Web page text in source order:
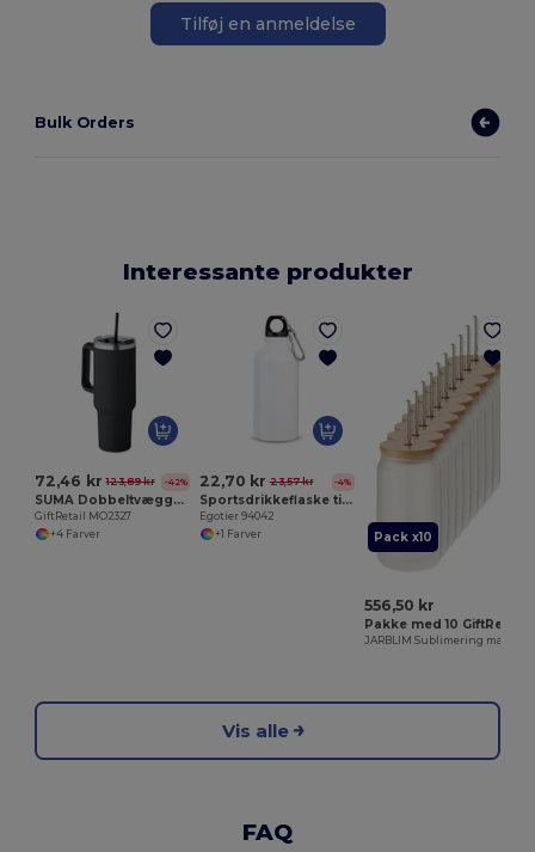
Tilføj en anmeldelse
Bulk Orders
Interessante produkter
72,46 kr 123,89 kr -42%
SUMA Dobbeltvægget tumbler 1200 ml
GiftRetail MO2327
+4 Farver
22,70 kr 23,57 kr -4%
Sportsdrikkeflaske til sublimation 400 ml
Egotier 94042
+1 Farver
Pack x10
556,50 kr
Vis alle
FAQ